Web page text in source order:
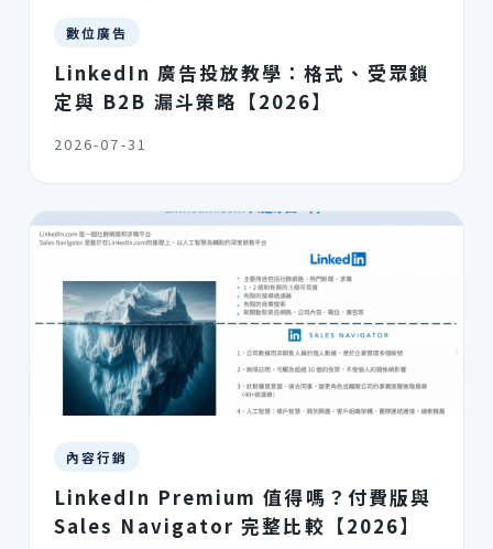
數位廣告
LinkedIn 廣告投放教學：格式、受眾鎖
定與 B2B 漏斗策略【2026】
2026-07-31
內容行銷
LinkedIn Premium 值得嗎？付費版與
Sales Navigator 完整比較【2026】